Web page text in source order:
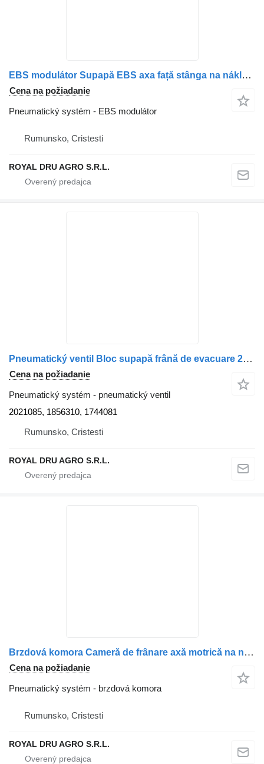
EBS modulátor Supapă EBS axa față stânga na nákladného auta Scania 1442935/1754939/1773676/1857012/1879275
Cena na požiadanie
Pneumatický systém - EBS modulátor
Rumunsko, Cristesti
ROYAL DRU AGRO S.R.L.
Pneumatický ventil Bloc supapă frână de evacuare 2021085 na nákladného auta Scania (Coduri: )
Cena na požiadanie
Pneumatický systém - pneumatický ventil
2021085, 1856310, 1744081
Rumunsko, Cristesti
ROYAL DRU AGRO S.R.L.
Brzdová komora Cameră de frânare axă motrică na nákladného auta Scania 14780 8246
Cena na požiadanie
Pneumatický systém - brzdová komora
Rumunsko, Cristesti
ROYAL DRU AGRO S.R.L.